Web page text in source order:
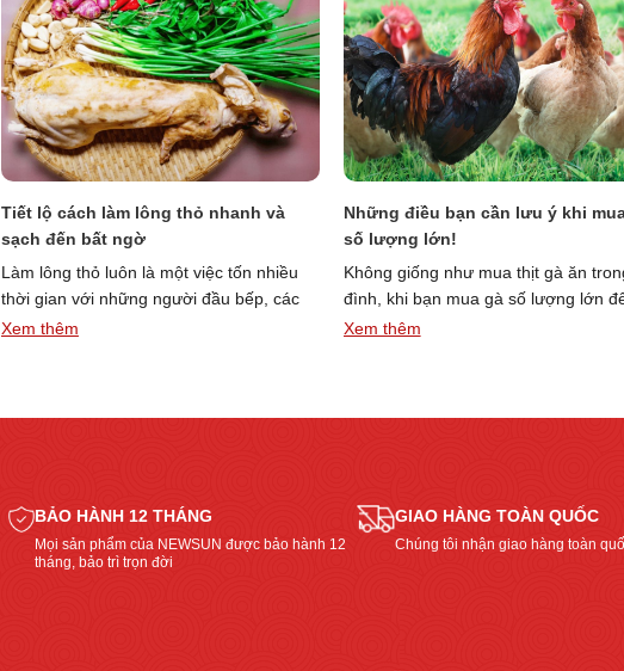
Tiết lộ cách làm lông thỏ nhanh và
sạch đến bất ngờ
Làm lông thỏ luôn là một việc tốn nhiều
thời gian với những người đầu bếp, các
cơ sở chế …
và
sạch
Xem thêm
Những điều bạn cần lưu ý khi
số lượng lớn!
Không giống như mua thịt gà ăn
đình, khi bạn mua gà số lượng lớn
kinh doanh …
mua
gà
Xem thêm
BẢO HÀNH 12 THÁNG
Mọi sản phẩm của NEWSUN được bảo hành 12
tháng, bảo trì trọn đời
GIAO HÀNG TOÀN QUỐC
Chúng tôi nhận giao hàng toàn